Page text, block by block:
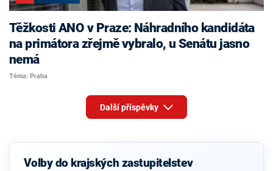
Těžkosti ANO v Praze: Náhradního kandidáta
na primátora zřejmě vybralo, u Senátu jasno
nemá
Téma: Praha
Další příspěvky
Volby do krajských zastupitelstev